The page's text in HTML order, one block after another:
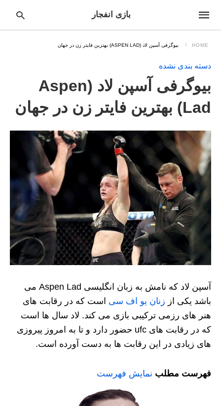
بازی انفجار
HOME بیوگرفی آسپن لاد (ASPEN LAD) بهترین فایتر زن در جهان
دسته بندی نشده
بیوگرفی آسپن لاد (Aspen
Lad) بهترین فایتر زن در جهان
آسپن لاد که نامش به زبان انگلیسی Aspen Lad می
باشد یکی از زنان یو اف سی است که در رقابت های
هنر های رزمی ترکیبی بازی می کند. لاد سال ها است
که در رقابت های ufc حضور دارد و تا به امروز پیروزی
های زیادی در این رقابت ها به دست آورده است.
فهرست مطلب نمایش فهرست